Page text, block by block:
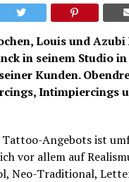
Louis und Azubi
in seinem Studio
Kunden.
Intimpiercings
Tattoo-Angebots ist
vor allem auf
Neo-Traditional,